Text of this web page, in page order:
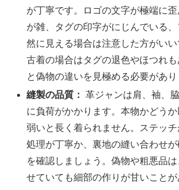
が丁寧です。ロゴの文字が極端に
が雑、タグの印字がにじんでいる
然に見える場合は注意した方がいい
古着の場合はタグの退色やほつれ
と偽物の違いを見極める必要があり
縫製の品質： 革ジャンは肩、袖、
に負荷がかかります。本物かどう
弱いと長く着られません。ステッ
処理が丁寧か、裏地の縫い合わせ
を確認しましょう。偽物や粗悪品
せていても細部の作りが甘いことが